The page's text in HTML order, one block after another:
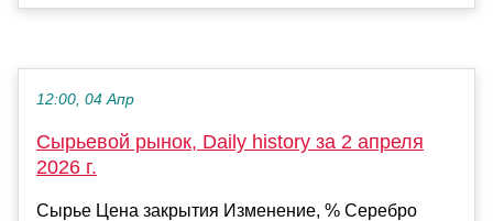
12:00, 04 Апр
Сырьевой рынок, Daily history за 2 апреля
2026 г.
Сырье Цена закрытия Изменение, % Серебро